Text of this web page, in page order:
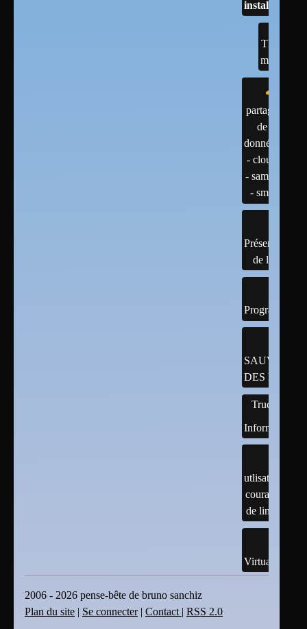
installations
TESTS
matériel
partage
de
données
- cloud
- samba
- smb
Présentation
de linux
DES
Trucs
Informatiques
utlisation
courante
de linux
Virtualisation
2006 - 2026 pense-bête de bruno sanchiz
Plan du site | Se connecter| Contact | RSS 2.0